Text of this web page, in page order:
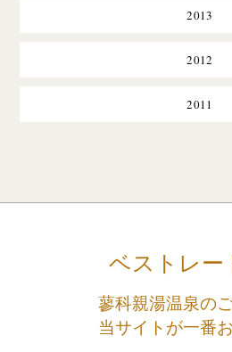
2013
2012
2011
ベストレー
蓼科親湯温泉のご
当サイトが一番お